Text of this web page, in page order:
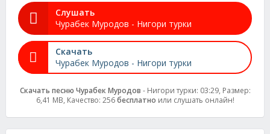
Слушать
Чурабек Муродов - Нигори турки
Скачать
Чурабек Муродов - Нигори турки
Скачать песню Чурабек Муродов - Нигори турки: 03:29, Размер:
6,41 MB, Качество: 256бесплатно или слушать онлайн!